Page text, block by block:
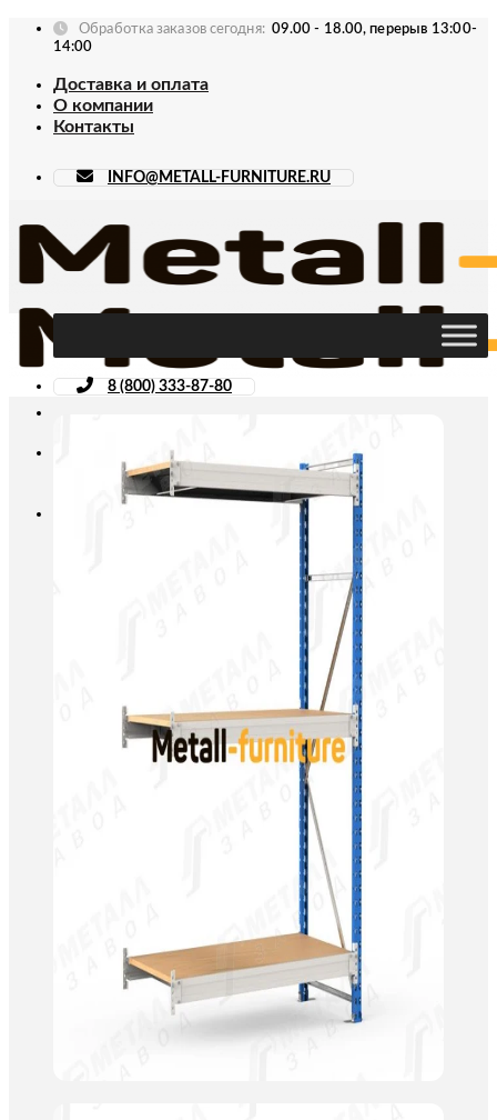
Skip
Обработка заказов сегодня: 09.00 - 18.00, перерыв 13:00-
14:00
Доставка и оплата
О компании
Контакты
INFO@METALL-FURNITURE.RU
8 (800) 333-87-80